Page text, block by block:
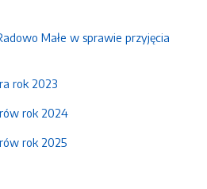
Małe w sprawie przyjęcia
rok 2023
rok 2024
rok 2025